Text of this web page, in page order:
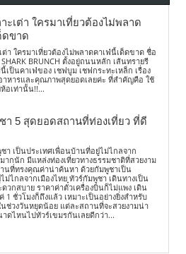
ะเต่า ใครมาเที่ยวต้องไม่พลาด
ดขาด
ต่า ใครมาเที่ยวต้องไม่พลาดคาเฟ่นี้เด็ดขาด ชื่อ
SHARK BRUNCH ตั้งอยู่ถนนหลัก เส้นทรายรี
เป็นคาเฟ่ของ เชฟบูม เชฟกระทะเหล็ก เรื่อง
าหารและคุณภาพสุดยอดเลยค่ะ ที่สำคัญคือ ใช้
อเท่านั้น!!...
า 5 สุดยอดสถานที่ท่องเที่ยว ที่ดี
า เป็นประเทศเพื่อนบ้านที่อยู่ไม่ไกลจาก
ากนัก มีแหล่งท่องเที่ยวทางธรรมชาติที่สวยงาม
นที่ทรงคุณค่าน่าค้นหา ด้วยกัมพูชาเป็น
ม่ไกลจากเมืองไทย ทัวร์กัมพูชา เดินทางเป็น
ดวกสบาย ราคาค่าตั๋วเครื่องบินก็ไม่แพง เดิน
1 ชั่วโมงก็ถึงแล้ว เหมาะเป็นอย่างยิ่งสำหรับ
นช่วงวันหยุดน้อย แต่ละสถานที่จะสวยงามน่า
ดไหนไปทัวร์เขมรกันเลยดีกว่า...